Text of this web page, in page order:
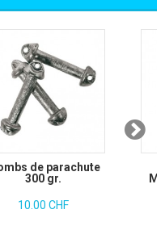
de parachute
300 gr.
10.00 CHF